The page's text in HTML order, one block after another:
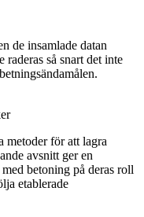
de insamlade datan
raderas så snart det inte
metoder för att lagra
avsnitt ger en
betoning på deras roll
etablerade